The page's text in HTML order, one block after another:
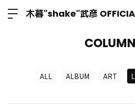
木暮"shake"武彦
COLUMN
ALL ALBUM ART